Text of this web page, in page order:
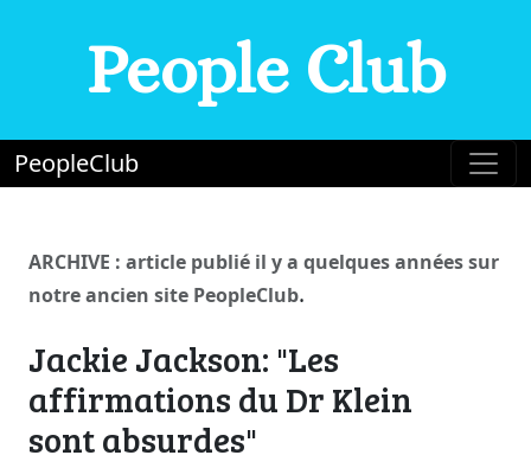
People Club
PeopleClub
ARCHIVE : article publié il y a quelques années sur
notre ancien site PeopleClub.
Jackie Jackson: "Les
affirmations du Dr Klein
sont absurdes"